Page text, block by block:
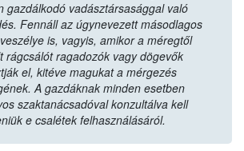
gazdálkodó vadásztársasággal való
Fennáll az úgynevezett másodlagos
is, vagyis, amikor a méregtől
rágcsálót ragadozók vagy dögevők
el, kitéve magukat a mérgezés
A gazdáknak minden esetben
szaktanácsadóval konzultálva kell
e csalétek felhasználásáról.